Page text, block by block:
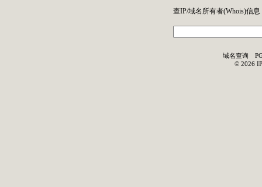
查IP/域名所有者(Whois)信息
域名查询
© 2026